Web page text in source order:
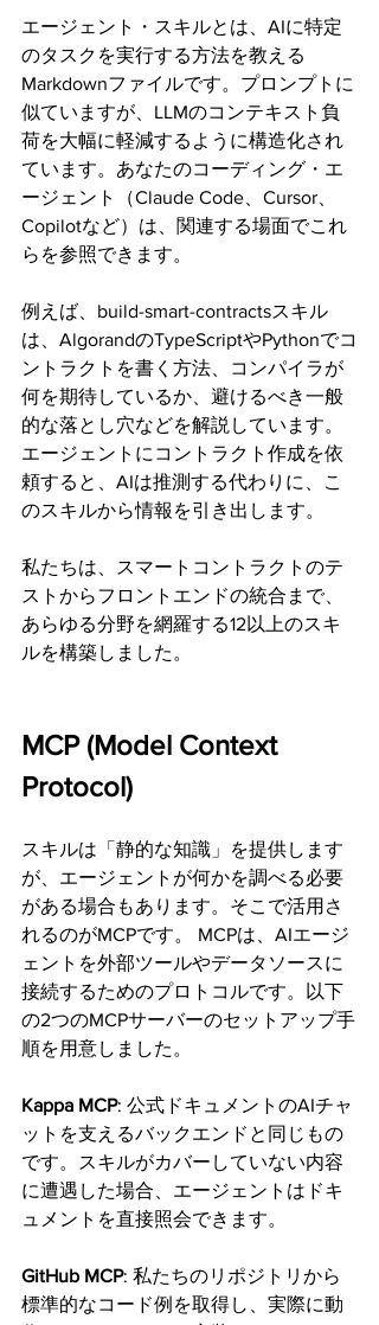
エージェント・スキルとは、AIに特定
のタスクを実行する方法を教える
Markdownファイルです。プロンプトに
似ていますが、LLMのコンテキスト負
荷を大幅に軽減するように構造化され
ています。あなたのコーディング・エ
ージェント（Claude Code、Cursor、
Copilotなど）は、関連する場面でこれ
らを参照できます。
例えば、build-smart-contractsスキル
は、AlgorandのTypeScriptやPythonでコ
ントラクトを書く方法、コンパイラが
何を期待しているか、避けるべき一般
的な落とし穴などを解説しています。
エージェントにコントラクト作成を依
頼すると、AIは推測する代わりに、こ
のスキルから情報を引き出します。
私たちは、スマートコントラクトのテ
ストからフロントエンドの統合まで、
あらゆる分野を網羅する12以上のスキ
ルを構築しました。
MCP (Model Context
Protocol)
スキルは「静的な知識」を提供します
が、エージェントが何かを調べる必要
がある場合もあります。そこで活用さ
れるのがMCPです。 MCPは、AIエージ
ェントを外部ツールやデータソースに
接続するためのプロトコルです。以下
の2つのMCPサーバーのセットアップ手
順を用意しました。
Kappa MCP: 公式ドキュメントのAIチャ
ットを支えるバックエンドと同じもの
です。スキルがカバーしていない内容
に遭遇した場合、エージェントはドキ
ュメントを直接照会できます。
GitHub MCP: 私たちのリポジトリから
標準的なコード例を取得し、実際に動